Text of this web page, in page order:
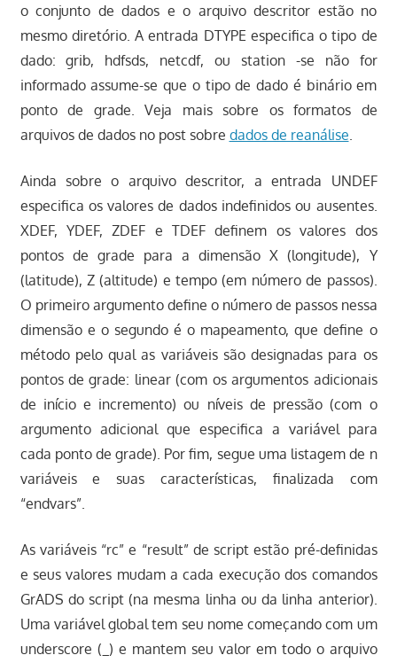
o conjunto de dados e o arquivo descritor estão no
mesmo diretório. A entrada DTYPE especifica o tipo de
dado: grib, hdfsds, netcdf, ou station -se não for
informado assume-se que o tipo de dado é binário em
ponto de grade. Veja mais sobre os formatos de
arquivos de dados no post sobre dados de reanálise
Ainda sobre o arquivo descritor, a entrada UNDEF
especifica os valores de dados indefinidos ou ausentes.
XDEF, YDEF, ZDEF e TDEF definem os valores dos
pontos de grade para a dimensão X (longitude), Y
(latitude), Z (altitude) e tempo (em número de passos).
O primeiro argumento define o número de passos nessa
dimensão e o segundo é o mapeamento, que define o
método pelo qual as variáveis são designadas para os
pontos de grade: linear (com os argumentos adicionais
de início e incremento) ou níveis de pressão (com o
argumento adicional que especifica a variável para
cada ponto de grade). Por fim, segue uma listagem de n
variáveis e suas características, finalizada com
“endvars”.
As variáveis “rc” e “result” de script estão pré-definidas
e seus valores mudam a cada execução dos comandos
GrADS do script (na mesma linha ou da linha anterior).
Uma variável global tem seu nome começando com um
underscore (_) e mantem seu valor em todo o arquivo